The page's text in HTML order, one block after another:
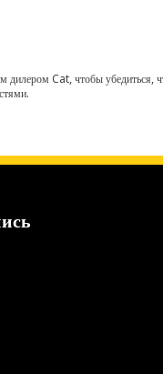
Cat, чтобы убедиться,